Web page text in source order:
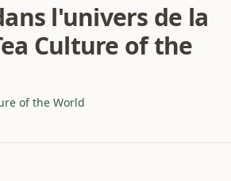
l'univers de la
Culture of the
of the World